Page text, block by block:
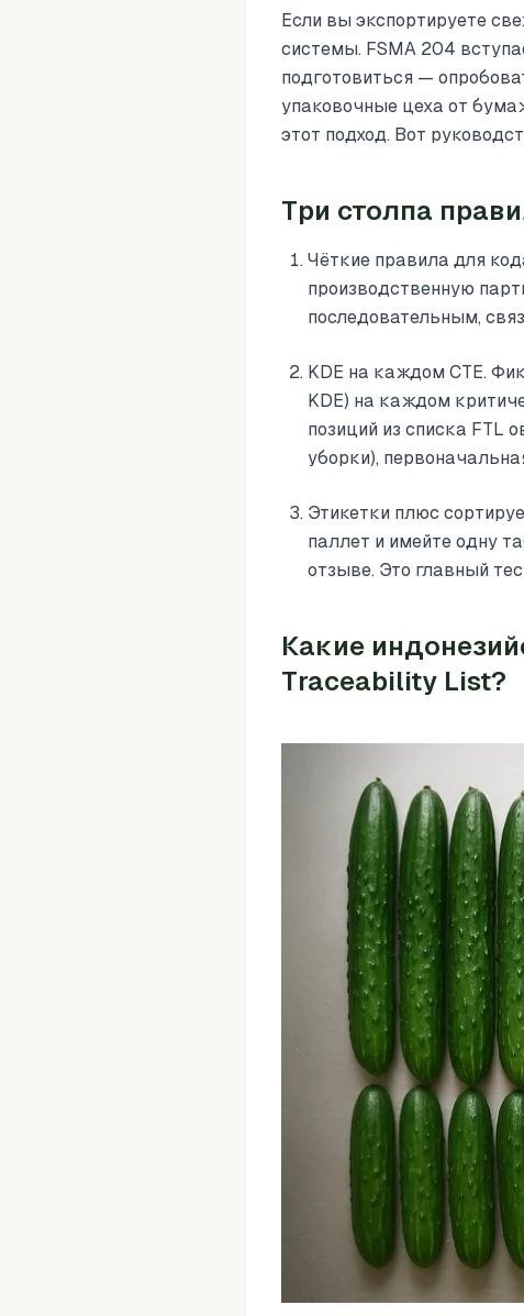
Если вы экспортируете
системы. FSMA 204
подготовиться —
упаковочные цеха от
этот подход. Вот
Три столпа
Чёткие правила для
производственную
последовательным,
KDE на каждом CTE.
KDE) на каждом
позиций из списка FTL
уборки),
Этикетки плюс
паллет и имейте одну
отзыве. Это главный
Какие
Traceability List?